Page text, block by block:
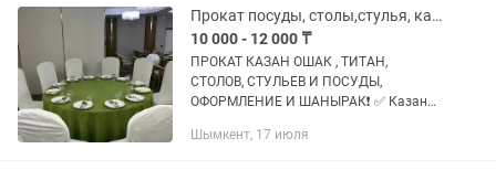
Прокат посуды, столы,стулья, казан-ошақ, титан, юрта
10 000 - 12 000 ₸
ПРОКАТ КАЗАН ОШАК , ТИТАН,
СТОЛОВ, СТУЛЬЕВ И ПОСУДЫ,
ОФОРМЛЕНИЕ И ШАНЫРАК❗️ ✅ Казан
Оформление ✅ Круглые столы ✅
Шымкент, 17 июля